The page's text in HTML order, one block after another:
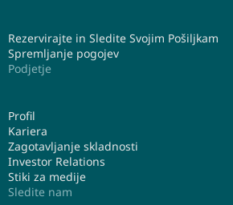
Rezervirajte in Sledite Svojim Pošiljkam
Spremljanje pogojev
Podjetje
Profil
Kariera
Zagotavljanje skladnosti
Investor Relations
Stiki za medije
Sledite nam